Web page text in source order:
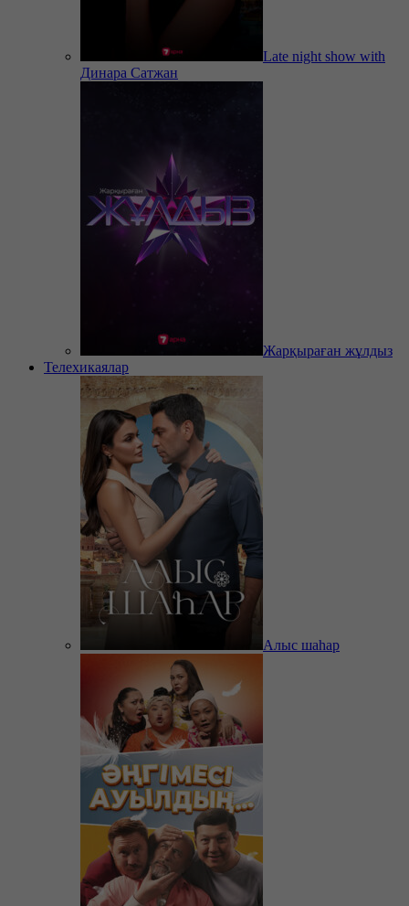
Late night show with
Динара Сатжан
Жарқыраған жұлдыз
Телехикаялар
Алыс шаһар